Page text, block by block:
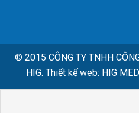
© 2015 CÔNG TY TNHH
HIG. Thiết kế web: HIG